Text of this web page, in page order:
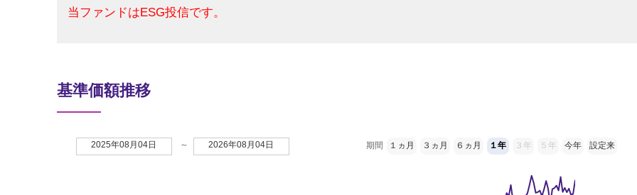
当ファンドはESG投信です。
基準価額推移
期間 １ヵ月 ３ヵ月 ６ヵ月 １年 ３年 ５年 今年 設定来
2025年08月04日 ～ 2026年08月04日